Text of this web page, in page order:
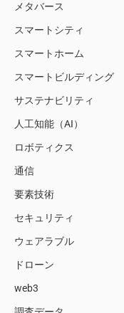
メタバース
スマートシティ
スマートホーム
スマートビルディング
サステナビリティ
人工知能（AI）
ロボティクス
通信
要素技術
セキュリティ
ウェアラブル
ドローン
web3